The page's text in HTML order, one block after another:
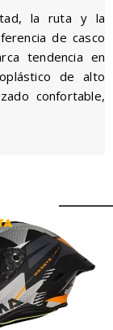
la ruta y la
de casco
tendencia en
de alto
confortable,